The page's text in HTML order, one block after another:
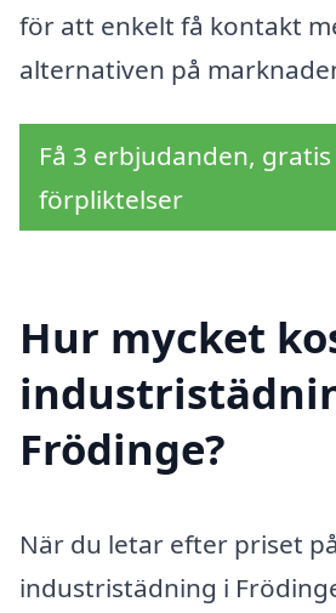
för att enkelt få kontakt
alternativen på
Få 3 erbjudanden,
förpliktelser
Hur mycket
Frödinge?
När du letar efter priset på
industristädning i